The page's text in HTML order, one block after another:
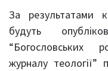
За результатами
будуть
“Богословських
журналу теології”